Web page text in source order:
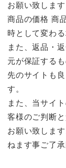
お願い致します
商品の価格 商
時として変わ
また、返品・
元が保証する
先のサイトも
す。
また、当サイ
客様のご判断
お願い致しま
ねます事ご了承